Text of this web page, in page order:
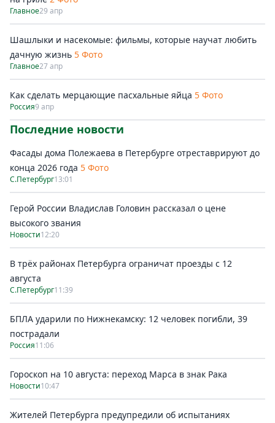
Главное29 апр
Шашлыки и насекомые: фильмы, которые научат любить
дачную жизнь 5 Фото
Главное27 апр
Как сделать мерцающие пасхальные яйца 5 Фото
Россия9 апр
Последние новости
Фасады дома Полежаева в Петербурге отреставрируют до
конца 2026 года 5 Фото
С.Петербург13:01
Герой России Владислав Головин рассказал о цене
высокого звания
Новости12:20
В трёх районах Петербурга ограничат проезды с 12
августа
С.Петербург11:39
БПЛА ударили по Нижнекамску: 12 человек погибли, 39
пострадали
Россия11:06
Гороскоп на 10 августа: переход Марса в знак Рака
Новости10:47
Жителей Петербурга предупредили об испытаниях